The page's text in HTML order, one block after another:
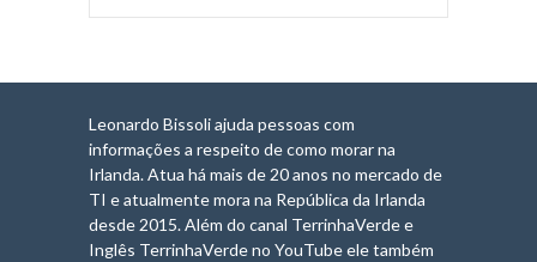
Leonardo Bissoli ajuda pessoas com
informações a respeito de como morar na
Irlanda. Atua há mais de 20 anos no mercado de
TI e atualmente mora na República da Irlanda
desde 2015. Além do canal TerrinhaVerde e
Inglês TerrinhaVerde no YouTube ele também